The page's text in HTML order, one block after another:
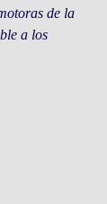
de la
a los